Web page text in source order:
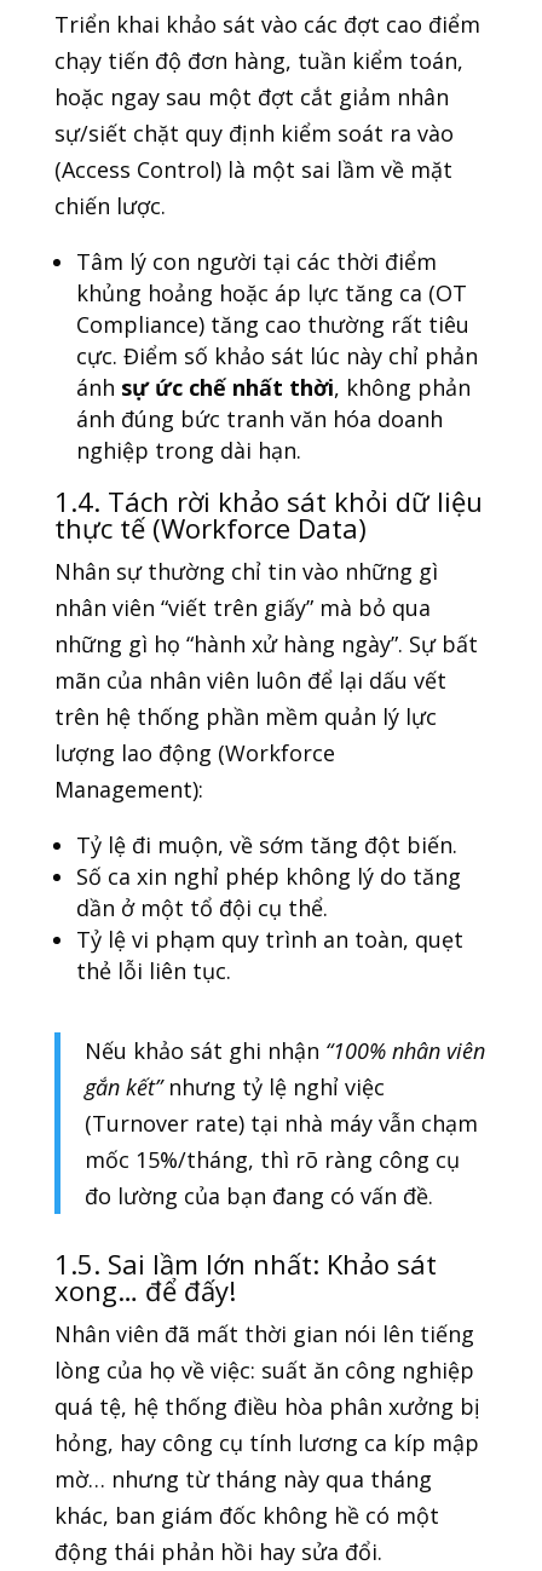
Triển khai khảo sát vào các đợt cao điểm
chạy tiến độ đơn hàng, tuần kiểm toán,
hoặc ngay sau một đợt cắt giảm nhân
sự/siết chặt quy định kiểm soát ra vào
(Access Control) là một sai lầm về mặt
chiến lược.
Tâm lý con người tại các thời điểm
khủng hoảng hoặc áp lực tăng ca (OT
Compliance) tăng cao thường rất tiêu
cực. Điểm số khảo sát lúc này chỉ phản
ánh sự ức chế nhất thời, không phản
ánh đúng bức tranh văn hóa doanh
nghiệp trong dài hạn.
1.4. Tách rời khảo sát khỏi dữ liệu
thực tế (Workforce Data)
Nhân sự thường chỉ tin vào những gì
nhân viên “viết trên giấy” mà bỏ qua
những gì họ “hành xử hàng ngày”. Sự bất
mãn của nhân viên luôn để lại dấu vết
trên hệ thống phần mềm quản lý lực
lượng lao động (Workforce
Management):
Tỷ lệ đi muộn, về sớm tăng đột biến.
Số ca xin nghỉ phép không lý do tăng
dần ở một tổ đội cụ thể.
Tỷ lệ vi phạm quy trình an toàn, quẹt
thẻ lỗi liên tục.
Nếu khảo sát ghi nhận “100% nhân viên
gắn kết”nhưng tỷ lệ nghỉ việc
(Turnover rate) tại nhà máy vẫn chạm
mốc 15%/tháng, thì rõ ràng công cụ
đo lường của bạn đang có vấn đề.
1.5. Sai lầm lớn nhất: Khảo sát
xong… để đấy!
Nhân viên đã mất thời gian nói lên tiếng
lòng của họ về việc: suất ăn công nghiệp
quá tệ, hệ thống điều hòa phân xưởng bị
hỏng, hay công cụ tính lương ca kíp mập
mờ… nhưng từ tháng này qua tháng
khác, ban giám đốc không hề có một
động thái phản hồi hay sửa đổi.